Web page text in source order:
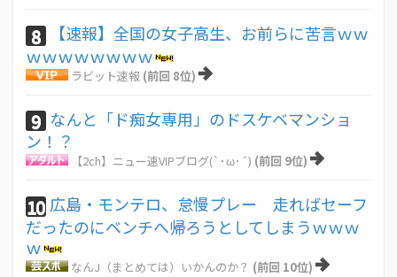
8
【速報】全国の女子高生、お前らに苦言ｗｗ
ｗｗｗｗｗｗｗｗ
ラビット速報 (前回 8位)
9 なんと「ド痴女専用」のドスケベマンショ
ン！？
【2ch】ニュー速VIPブログ(`･ω･´) (前回 9位)
10 広島・モンテロ、怠慢プレー 走ればセーフ
だったのにベンチへ帰ろうとしてしまうｗｗｗ
ｗ
なんJ（まとめては）いかんのか？ (前回 10位)